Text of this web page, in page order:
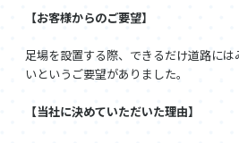
【お客様からのご要望】
足場を設置する際、できるだけ道路に
いというご要望がありました。
【当社に決めていただいた理由】